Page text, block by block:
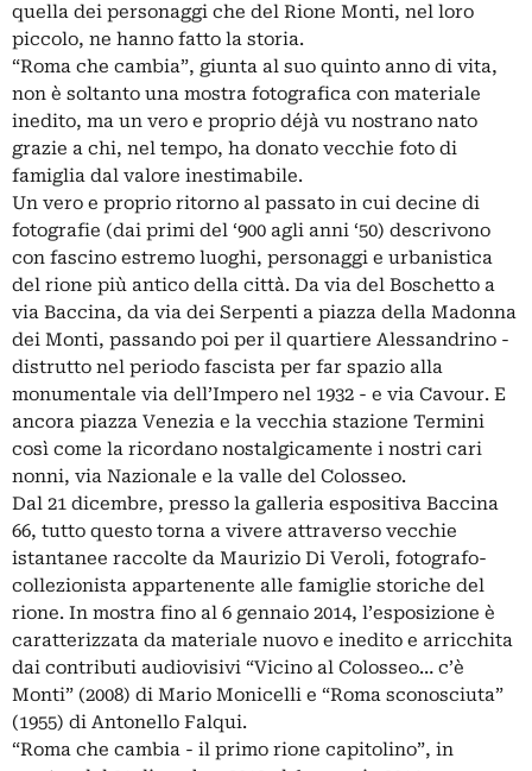
quella dei personaggi che del Rione Monti, nel loro
piccolo, ne hanno fatto la storia.
“Roma che cambia”, giunta al suo quinto anno di vita,
non è soltanto una mostra fotografica con materiale
inedito, ma un vero e proprio déjà vu nostrano nato
grazie a chi, nel tempo, ha donato vecchie foto di
famiglia dal valore inestimabile.
Un vero e proprio ritorno al passato in cui decine di
fotografie (dai primi del ‘900 agli anni ‘50) descrivono
con fascino estremo luoghi, personaggi e urbanistica
del rione più antico della città. Da via del Boschetto a
via Baccina, da via dei Serpenti a piazza della Madonna
dei Monti, passando poi per il quartiere Alessandrino -
distrutto nel periodo fascista per far spazio alla
monumentale via dell’Impero nel 1932 - e via Cavour. E
ancora piazza Venezia e la vecchia stazione Termini
così come la ricordano nostalgicamente i nostri cari
nonni, via Nazionale e la valle del Colosseo.
Dal 21 dicembre, presso la galleria espositiva Baccina
66, tutto questo torna a vivere attraverso vecchie
istantanee raccolte da Maurizio Di Veroli, fotografo-
collezionista appartenente alle famiglie storiche del
rione. In mostra fino al 6 gennaio 2014, l’esposizione è
caratterizzata da materiale nuovo e inedito e arricchita
dai contributi audiovisivi “Vicino al Colosseo… c’è
Monti” (2008) di Mario Monicelli e “Roma sconosciuta”
(1955) di Antonello Falqui.
“Roma che cambia - il primo rione capitolino”, in